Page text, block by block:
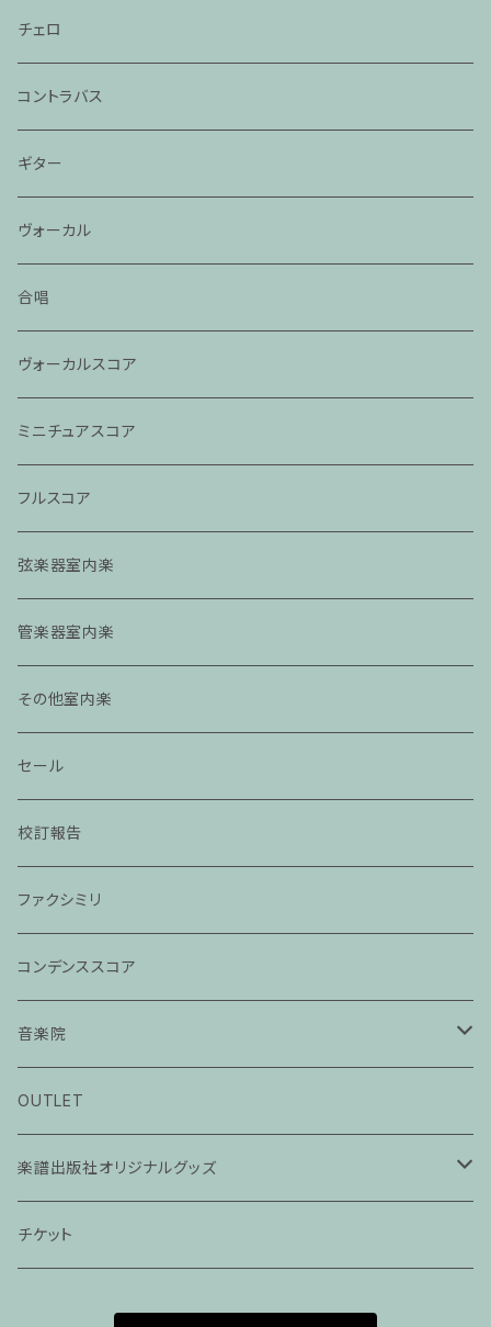
チェロ
コントラバス
ギター
ヴォーカル
合唱
ヴォーカルスコア
ミニチュアスコア
フルスコア
弦楽器室内楽
管楽器室内楽
その他室内楽
セール
校訂報告
ファクシミリ
コンデンススコア
音楽院
ピアノ科３０分レッスン
ピアノ科４５分レッスン
家族割プラン
OUTLET
楽譜出版社オリジナルグッズ
アパレル
チケット